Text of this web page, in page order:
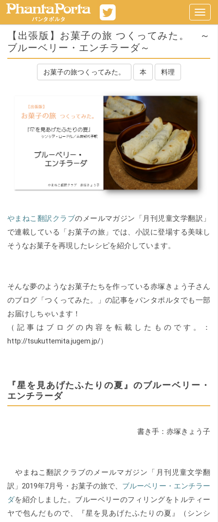
【出張版】お菓子の旅 つくってみた。 ～
ブルーベリー・エンチラーダ～
お菓子の旅つくってみた。 本 料理
やまねこ翻訳クラブのメールマガジン「月刊児童文学翻訳」
で連載している「お菓子の旅」では、小説に登場する美味し
そうなお菓子を再現したレシピを紹介しています。
そんな夢のようなお菓子たちを作っている赤塚きょう子さん
のブログ「つくってみた。」の記事をパンタポルタでも一部
お届けしちゃいます！
（記事はブログの内容を転載したものです。：
http://tsukuttemita.jugem.jp/）
『星を見あげたふたりの夏』のブルーベリー・
エンチラーダ
書き手：赤塚きょう子
やまねこ翻訳クラブのメールマガジン「月刊児童文学翻
訳」2019年7月号・お菓子の旅で、 ブルーベリー・エンチラー
ダを紹介しました。ブルーベリーのフィリングをトルティー
ヤで包んだもので、『星を見あげたふたりの夏』（シンシ